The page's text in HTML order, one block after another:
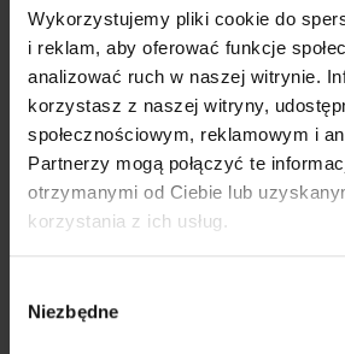
Wykorzystujemy pliki cookie do
i reklam, aby oferować funkcje
analizować ruch w naszej witrynie.
korzystasz z naszej witryny,
społecznościowym, reklamowym i
Partnerzy mogą połączyć te
otrzymanymi od Ciebie lub
korzystania z ich usług.
zgody
Niezbędne
Czarna Wiskozowa Bluzka
kopertowa na długi rękaw Joline
Black
179,00 zł
Popularne
Wybrane dla Ciebie z sercem i